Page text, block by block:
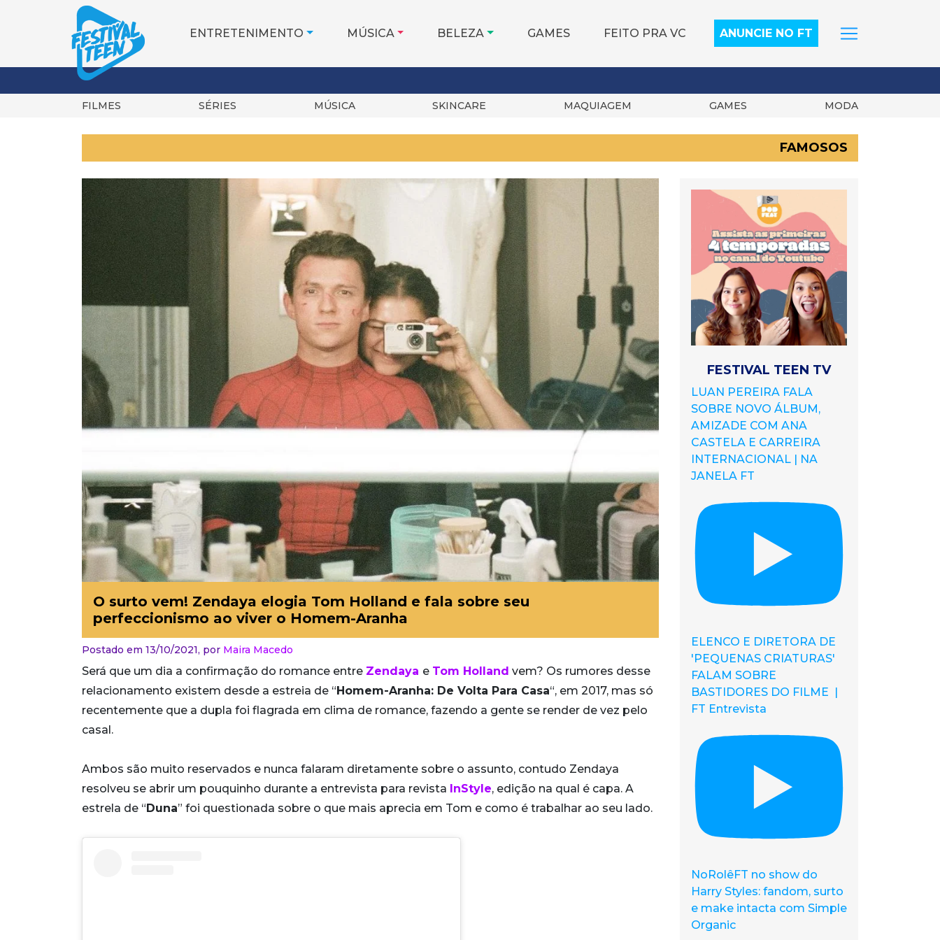
ENTRETENIMENTO MÚSICA BELEZA GAMES FEITO PRA VC ANUNCIE NO FT
FILMES SÉRIES MÚSICA SKINCARE MAQUIAGEM GAMES MODA
FAMOSOS
O surto vem! Zendaya elogia Tom Holland e fala sobre seu
perfeccionismo ao viver o Homem-Aranha
Postado em 13/10/2021, por Maira Macedo
Será que um dia a confirmação do romance entre Zendaya e Tom Holland vem? Os rumores desse
relacionamento existem desde a estreia de “Homem-Aranha: De Volta Para Casa“, em 2017, mas só
recentemente que a dupla foi flagrada em clima de romance, fazendo a gente se render de vez pelo
casal.
Ambos são muito reservados e nunca falaram diretamente sobre o assunto, contudo Zendaya
resolveu se abrir um pouquinho durante a entrevista para revista InStyle, edição na qual é capa. A
estrela de “Duna” foi questionada sobre o que mais aprecia em Tom e como é trabalhar ao seu lado.
FESTIVAL TEEN TV
LUAN PEREIRA FALA
SOBRE NOVO ÁLBUM,
AMIZADE COM ANA
CASTELA E CARREIRA
INTERNACIONAL | NA
JANELA FT
ELENCO E DIRETORA DE
'PEQUENAS CRIATURAS'
FALAM SOBRE
BASTIDORES DO FILME |
FT Entrevista
NoRolêFT no show do
Harry Styles: fandom, surto
e make intacta com Simple
Organic